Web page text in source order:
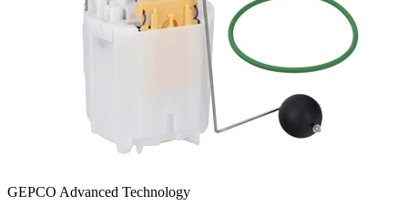
GEPCO Advanced Technology